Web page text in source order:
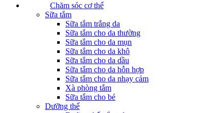
Chăm sóc cơ thể
Sữa tắm
Sữa tắm trắng da
Sữa tắm cho da thường
Sữa tắm cho da mụn
Sữa tắm cho da khô
Sữa tắm cho da dầu
Sữa tắm cho da hỗn hợp
Sữa tắm cho da nhạy cảm
Xà phòng tắm
Sữa tắm cho bé
Dưỡng thể